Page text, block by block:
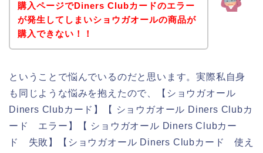
購入ページでDiners Clubカードのエラー
が発生してしまいショウガオールの商品が
購入できない！！
ということで悩んでいるのだと思います。実際私自身
も同じような悩みを抱えたので、【ショウガオール
Diners Clubカード】【 ショウガオール Diners Clubカ
ード エラー】【 ショウガオール Diners Clubカー
ド 失敗】【ショウガオール Diners Clubカード 使え